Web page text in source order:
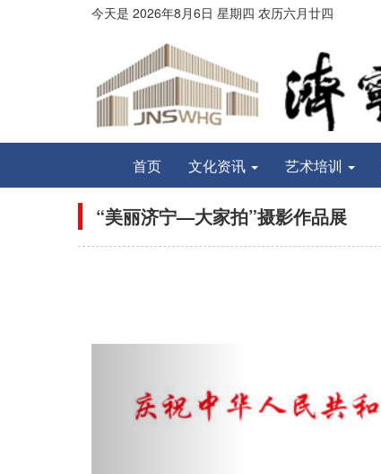
今天是 2026年8月6日 星期四 农历六月廿四
首页 文化资讯 艺术培训
“美丽济宁—大家拍”摄影作品展